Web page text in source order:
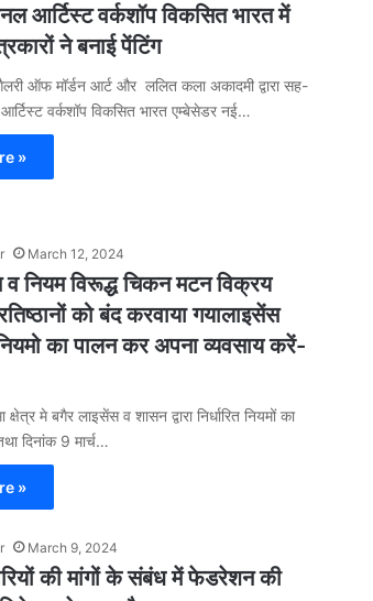
आर्टिस्ट वर्कशॉप विकसित भारत में
ने बनाई पेंटिंग
ऑफ मॉर्डन आर्ट और ललित कला अकादमी द्वारा सह-
वर्कशॉप विकसित भारत एम्बेसेडर नई…
»
March 12, 2024
नियम विरूद्ध चिकन मटन विक्रय
को बंद करवाया गयालाइसेंस
का पालन कर अपना व्यवसाय करें-
क्षेत्र मे बगैर लाइसेंस व शासन द्वारा निर्धारित नियमों का
दिनांक 9 मार्च…
»
March 9, 2024
की मांगों के संबंध में फेडरेशन की